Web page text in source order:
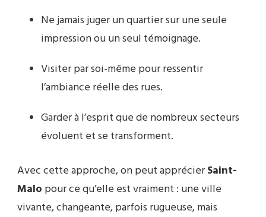
Ne jamais juger un quartier sur une seule
impression ou un seul témoignage.
Visiter par soi-même pour ressentir
l’ambiance réelle des rues.
Garder à l’esprit que de nombreux secteurs
évoluent et se transforment.
Avec cette approche, on peut apprécierSaint-
Malo pour ce qu’elle est vraiment : une ville
vivante, changeante, parfois rugueuse, mais